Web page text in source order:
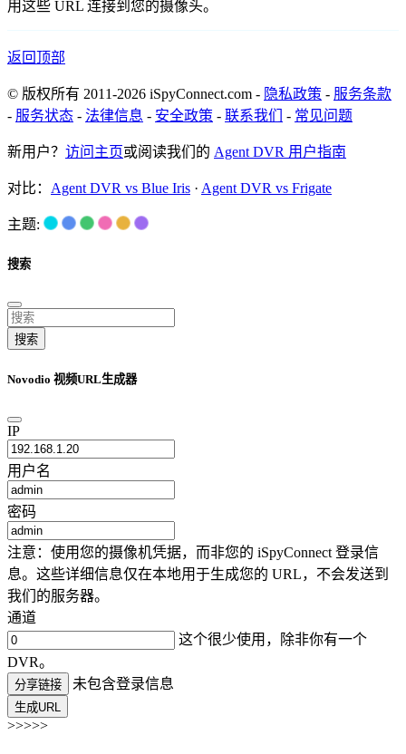
用这些 URL 连接到您的摄像头。
返回顶部
© 版权所有 2011-2026 iSpyConnect.com - 隐私政策 - 服务条款
- 服务状态 - 法律信息 - 安全政策 - 联系我们 - 常见问题
新用户？ 访问主页或阅读我们的 Agent DVR 用户指南
对比： Agent DVR vs Blue Iris · Agent DVR vs Frigate
主题:
搜索
搜索
Novodio 视频URL生成器
IP
用户名
密码
注意：使用您的摄像机凭据，而非您的 iSpyConnect 登录信
息。这些详细信息仅在本地用于生成您的 URL，不会发送到
我们的服务器。
通道
这个很少使用，除非你有一个
DVR。
分享链接 未包含登录信息
生成URL
>>>>>